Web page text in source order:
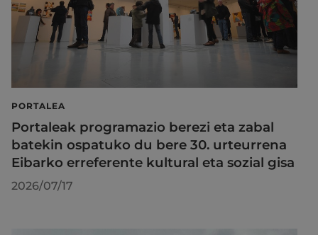
PORTALEA
Portaleak programazio berezi eta zabal
batekin ospatuko du bere 30. urteurrena
Eibarko erreferente kultural eta sozial gisa
2026/07/17